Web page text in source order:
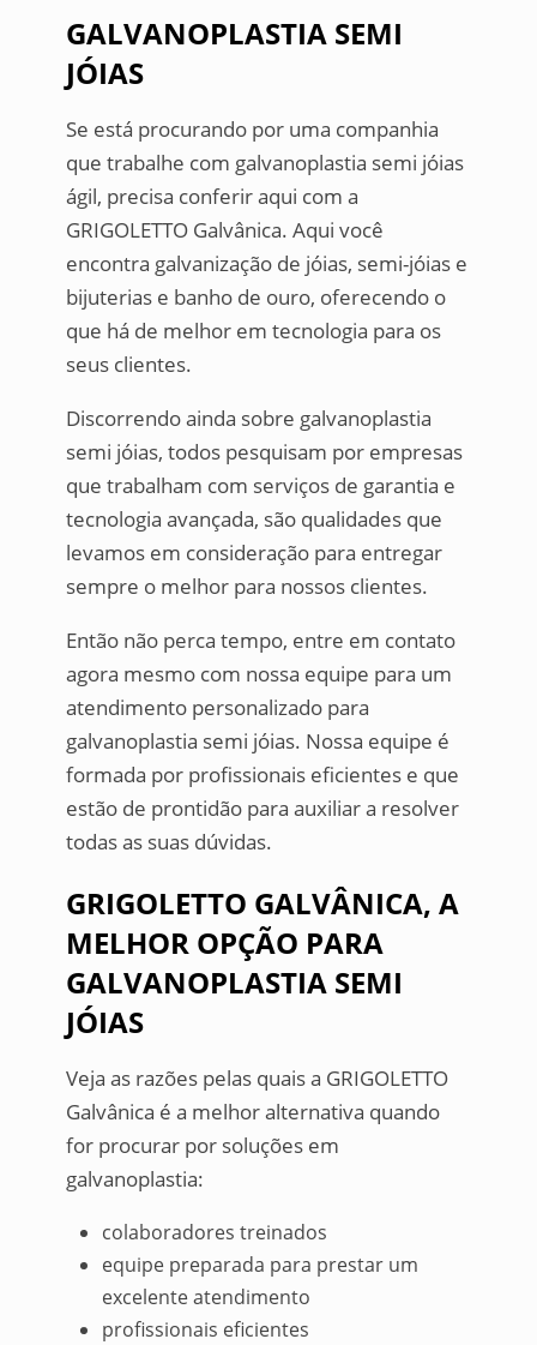
GALVANOPLASTIA SEMI
JÓIAS
Se está procurando por uma companhia
que trabalhe com galvanoplastia semi jóias
ágil, precisa conferir aqui com a
GRIGOLETTO Galvânica. Aqui você
encontra galvanização de jóias, semi-jóias e
bijuterias e banho de ouro, oferecendo o
que há de melhor em tecnologia para os
seus clientes.
Discorrendo ainda sobre galvanoplastia
semi jóias, todos pesquisam por empresas
que trabalham com serviços de garantia e
tecnologia avançada, são qualidades que
levamos em consideração para entregar
sempre o melhor para nossos clientes.
Então não perca tempo, entre em contato
agora mesmo com nossa equipe para um
atendimento personalizado para
galvanoplastia semi jóias. Nossa equipe é
formada por profissionais eficientes e que
estão de prontidão para auxiliar a resolver
todas as suas dúvidas.
GRIGOLETTO GALVÂNICA, A
MELHOR OPÇÃO PARA
GALVANOPLASTIA SEMI
JÓIAS
Veja as razões pelas quais a GRIGOLETTO
Galvânica é a melhor alternativa quando
for procurar por soluções em
galvanoplastia:
colaboradores treinados
equipe preparada para prestar um
excelente atendimento
profissionais eficientes